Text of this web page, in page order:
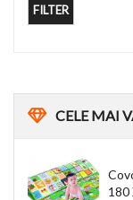
FILTER
CELEMAI
180